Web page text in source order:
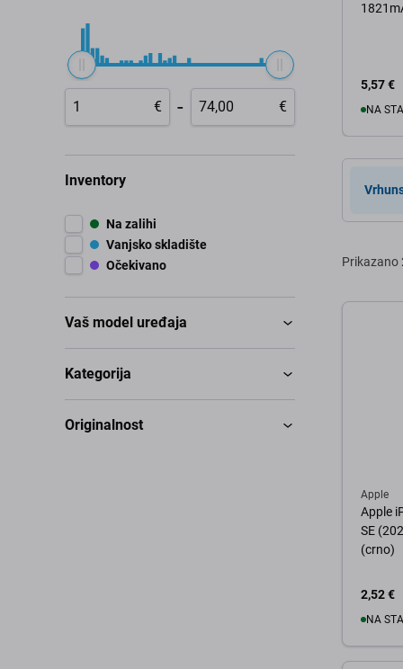
€ - €
Inventory
Na zalihi
Vanjsko skladište
Očekivano
Vaš model uređaja
Kategorija
Originalnost
5,57 €
NA
U
Prikazano
Apple
Apple
SE
(crno)
2,52 €
NA